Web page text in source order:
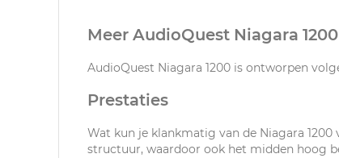
Meer AudioQuest Niagara 1200
AudioQuest Niagara 1200 is ontworpen
Prestaties
Wat kun je klankmatig van de Niagara
structuur, waardoor ook het midden hoog